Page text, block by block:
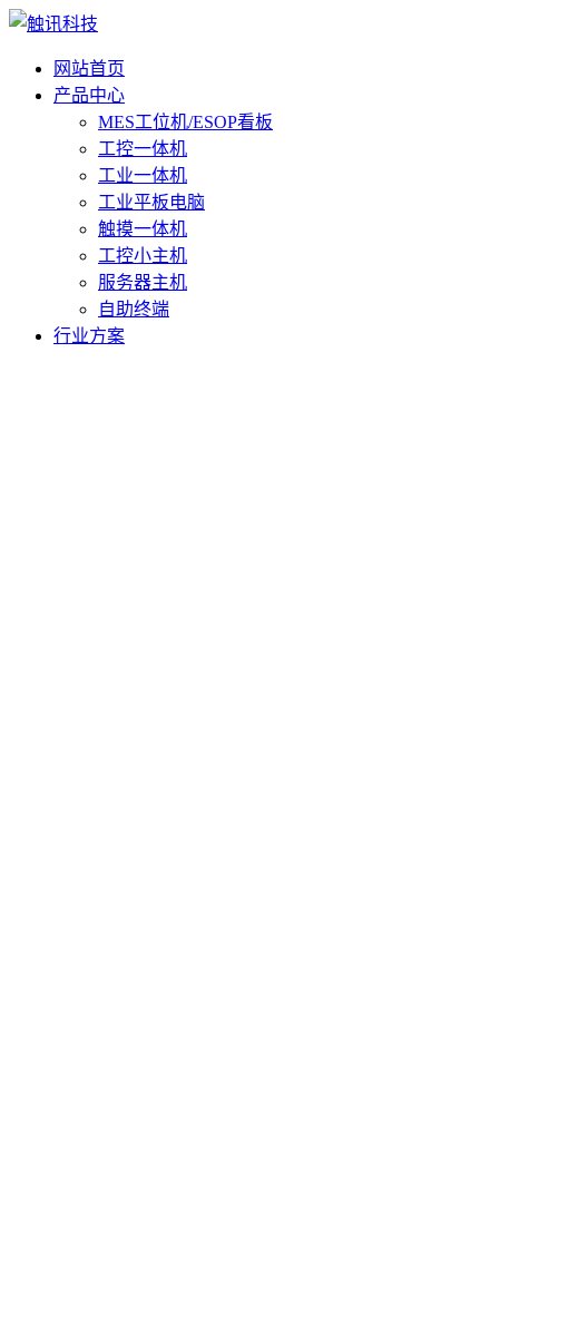
网站首页
产品中心
MES工位机/ESOP看板
工控一体机
工业一体机
工业平板电脑
触摸一体机
工控小主机
服务器主机
自助终端
行业方案